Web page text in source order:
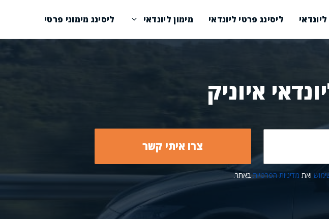
ליסינג פרטי ליונדאי מימון ליונדאי ליסינג מימוני פרטי
איוניק
ואת מדיניות הפרטיותבאתר.